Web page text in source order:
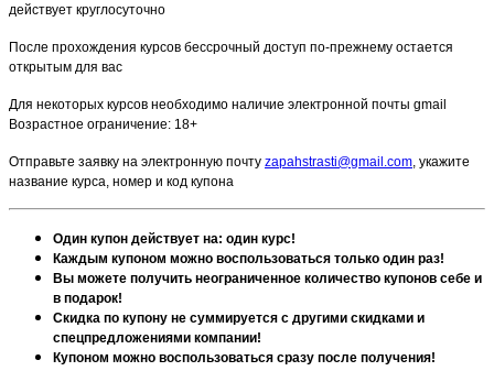
действует круглосуточно
После прохождения курсов бессрочный доступ по-прежнему остается
открытым для вас
Для некоторых курсов необходимо наличие электронной почты gmail
Возрастное ограничение: 18+
Отправьте заявку на электронную почту zapahstrasti@gmail.com, укажите
название курса, номер и код купона
Один купон действует на: один курс!
Каждым купоном можно воспользоваться только один раз!
Вы можете получить неограниченное количество купонов себе и
в подарок!
Скидка по купону не суммируется с другими скидками и
спецпредложениями компании!
Купоном можно воспользоваться сразу после получения!